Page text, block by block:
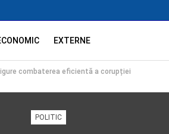
EXTERNE
combaterea eficientă a corupției
POLITIC